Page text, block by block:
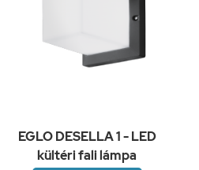
EGLO DESELLA 1 - LED
kültéri fali lámpa